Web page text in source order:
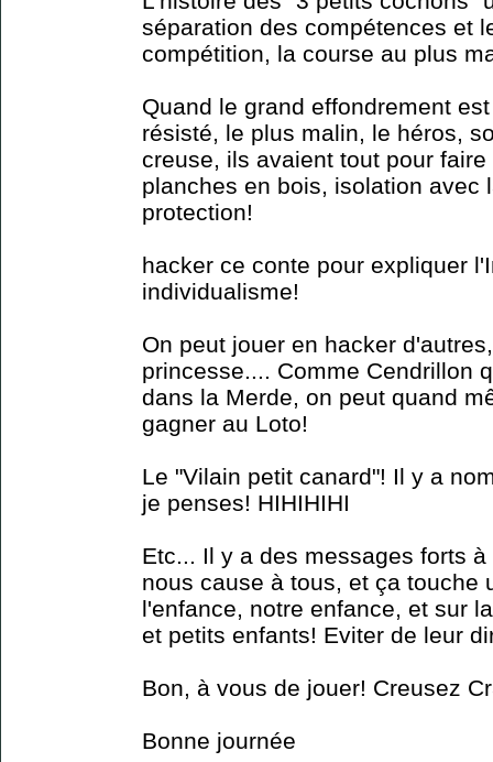
séparation des compétences et
compétition, la course au plus
Quand le grand effondrement
résisté, le plus malin, le héros,
creuse, ils avaient tout pour
planches en bois, isolation avec
protection!
hacker ce conte pour expliquer
individualisme!
On peut jouer en hacker
princesse.... Comme Cendrillon
dans la Merde, on peut quand
gagner au Loto!
Le "Vilain petit canard"! Il y a
je penses! HIHIHIHI
Etc... Il y a des messages forts
nous cause à tous, et ça touche
l'enfance, notre enfance, et sur
et petits enfants! Eviter de leur
Bon, à vous de jouer! Creusez
Bonne journée